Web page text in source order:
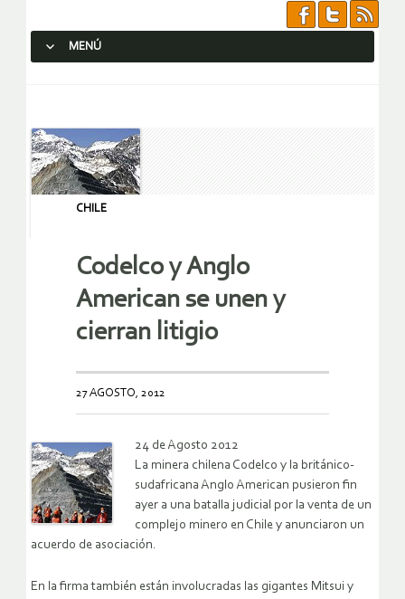
MENÚ
CHILE
Codelco y Anglo
American se unen y
cierran litigio
27 AGOSTO, 2012
24 de Agosto 2012
La minera chilena Codelco y la británico-
sudafricana Anglo American pusieron fin
ayer a una batalla judicial por la venta de un
complejo minero en Chile y anunciaron un
acuerdo de asociación.
En la firma también están involucradas las gigantes Mitsui y